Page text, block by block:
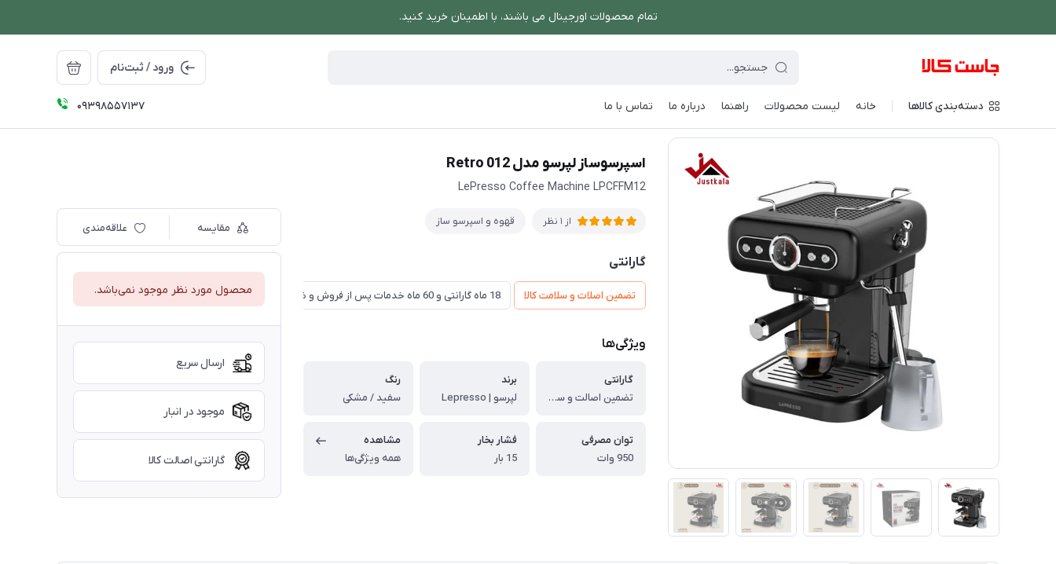
تمام محصولات اورجینال می باشند، با اطمینان خرید کنید.
ورود / ثبت‌نام
دسته‌بندی کالاها خانه لیست محصولات راهنما درباره ما تماس با ما 09398557137
فروشگاه اینترنتی جاست کالا نوشیدنی ساز قهوه و اسپرسو ساز اسپرسوساز لپرسو مدل Retro 012
اسپرسوساز لپرسو مدل Retro 012
LePresso Coffee Machine LPCFFM12
از 1 نظر قهوه و اسپرسو ساز
گارانتی
تضمین اصلات و سلامت کالا 18 ماه گارانتی و 60 ماه خدمات پس از فروش و ضمانت تعویض
ویژگی‌ها
گارانتی
تضمین اصالت و سلامت فیزیکی کالا
برند
لپرسو | Lepresso
رنگ
سفید / مشکی
توان مصرفی
950 وات
فشار بخار
15 بار
مشاهده
همه ویژگی‌ها
مقایسه علاقه‌مندی
محصول مورد نظر موجود نمی‌باشد.
ارسال سریع
موجود در انبار
گارانتی اصالت کالا